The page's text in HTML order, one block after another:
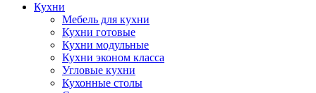
Кухни
Мебель для кухни
Кухни готовые
Кухни модульные
Кухни эконом класса
Угловые кухни
Кухонные столы